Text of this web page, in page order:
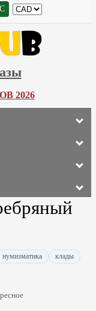
2026
нумизматика
клады